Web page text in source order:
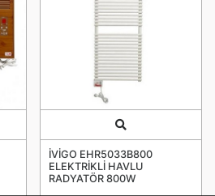
Quick View
İVİGO EHR5033B800
ELEKTRİKLİ HAVLU
RADYATÖR 800W